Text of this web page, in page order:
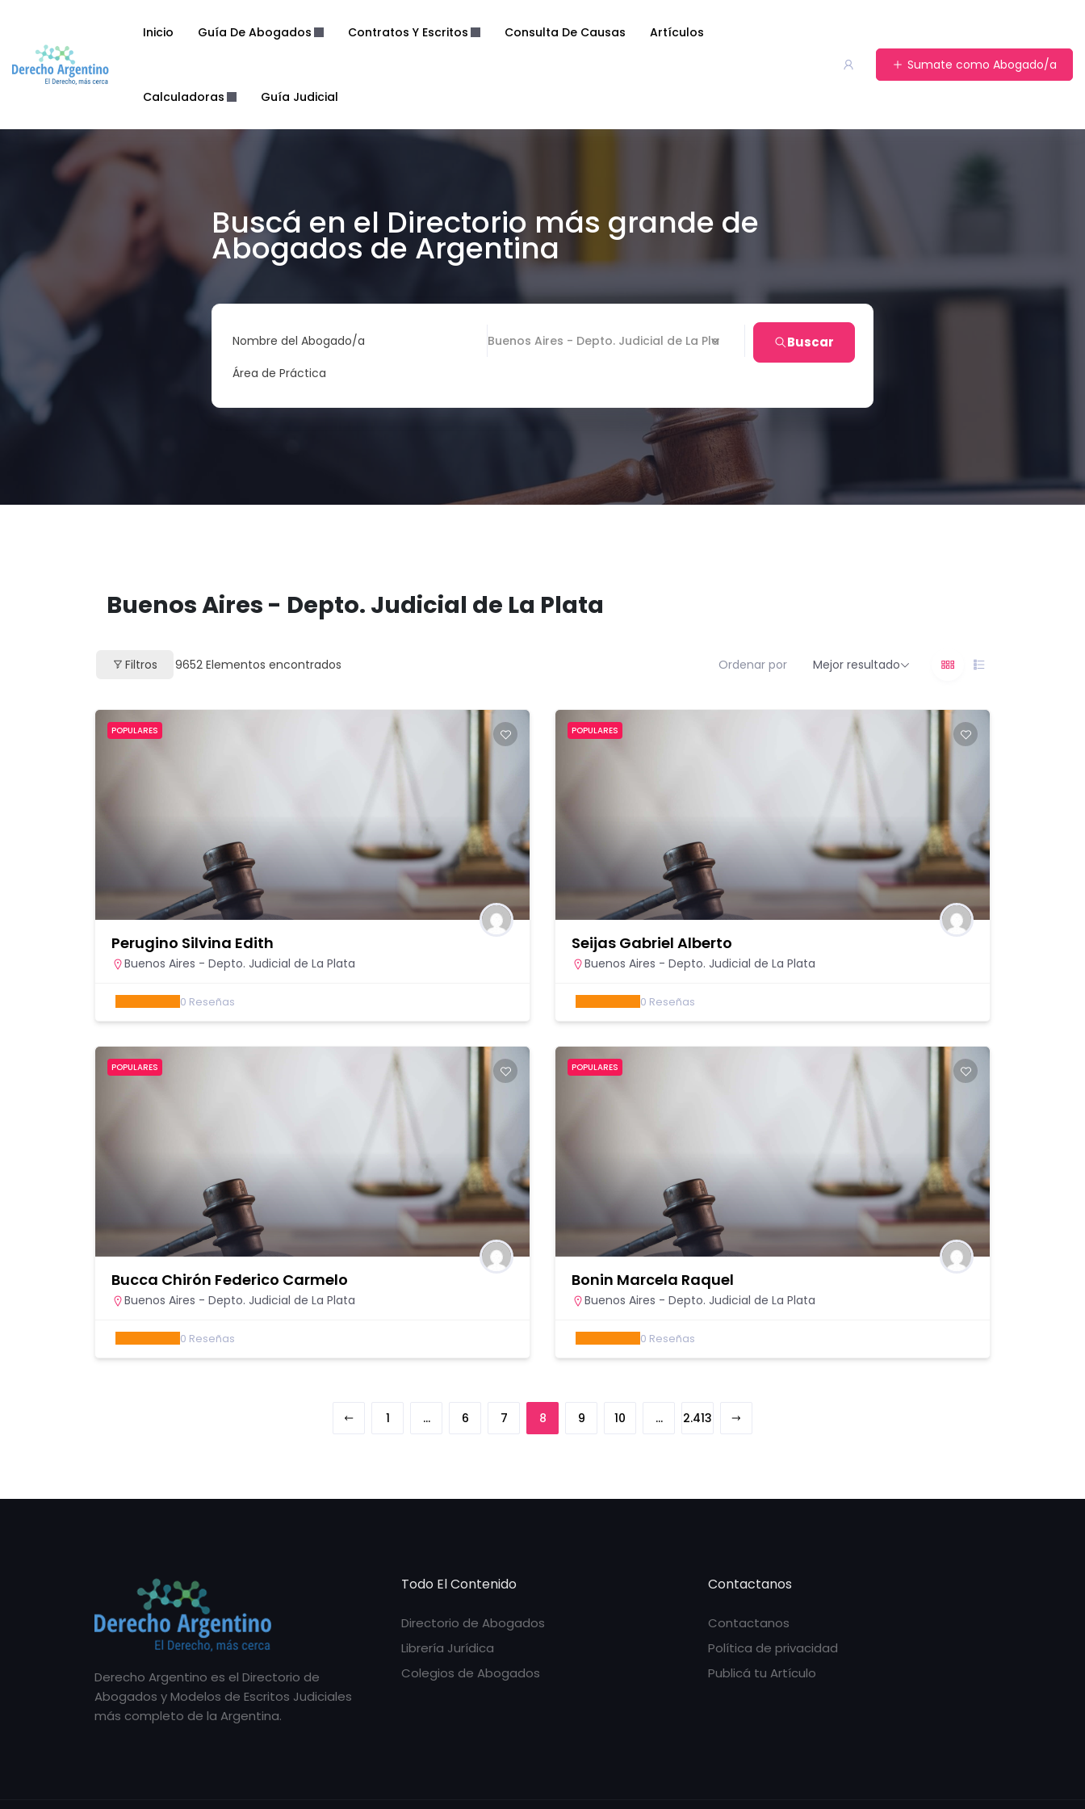
Inicio Guía De Abogados Contratos Y Escritos Consulta De Causas Artículos
Calculadoras Guía Judicial
Sumate como Abogado/a
Buscá en el Directorio más grande de
Abogados de Argentina
Nombre del Abogado/a
Buenos Aires - Depto. Judicial de La Plata
Área de Práctica
Buscar
Buenos Aires - Depto. Judicial de La Plata
Filtros 9652 Elementos encontrados Ordenar por Mejor resultado
POPULARES
Perugino Silvina Edith
Buenos Aires - Depto. Judicial de La Plata
0 Reseñas
POPULARES
Seijas Gabriel Alberto
Buenos Aires - Depto. Judicial de La Plata
0 Reseñas
POPULARES
Bucca Chirón Federico Carmelo
Buenos Aires - Depto. Judicial de La Plata
0 Reseñas
POPULARES
Bonin Marcela Raquel
Buenos Aires - Depto. Judicial de La Plata
0 Reseñas
1 … 6 7 8 9 10 … 2.413
Derecho Argentino es el Directorio de
Abogados y Modelos de Escritos Judiciales
más completo de la Argentina.
Todo El Contenido
Directorio de Abogados
Librería Jurídica
Colegios de Abogados
Contactanos
Contactanos
Política de privacidad
Publicá tu Artículo